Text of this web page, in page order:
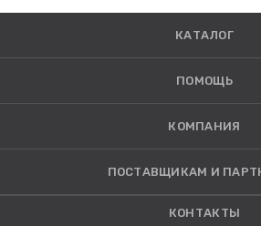
КАТАЛОГ
ПОМОЩЬ
КОМПАНИЯ
ПОСТАВЩИКАМ И
КОНТАКТЫ